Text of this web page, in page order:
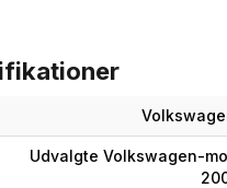
Udvalgte Volkswagen-